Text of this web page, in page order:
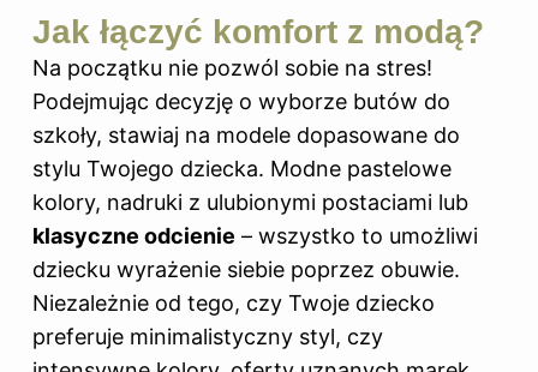
Jak łączyć komfort z modą?
Na początku nie pozwól sobie na stres!
Podejmując decyzję o wyborze butów do
szkoły, stawiaj na modele dopasowane do
stylu Twojego dziecka. Modne pastelowe
kolory, nadruki z ulubionymi postaciami lub
klasyczne odcienie – wszystko to umożliwi
dziecku wyrażenie siebie poprzez obuwie.
Niezależnie od tego, czy Twoje dziecko
preferuje minimalistyczny styl, czy